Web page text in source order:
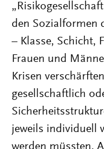
den Sozialformen
– Klasse, Schicht,
Frauen und
Krisen
gesellschaftlich
jeweils individuell
werden müssten.